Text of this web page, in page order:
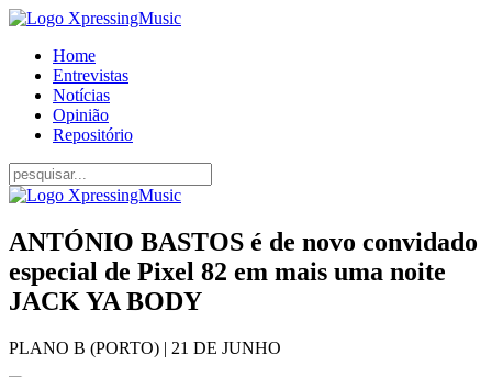
Home
Entrevistas
Notícias
Opinião
Repositório
ANTÓNIO BASTOS é de novo convidado
especial de Pixel 82 em mais uma noite
JACK YA BODY
PLANO B (PORTO) | 21 DE JUNHO